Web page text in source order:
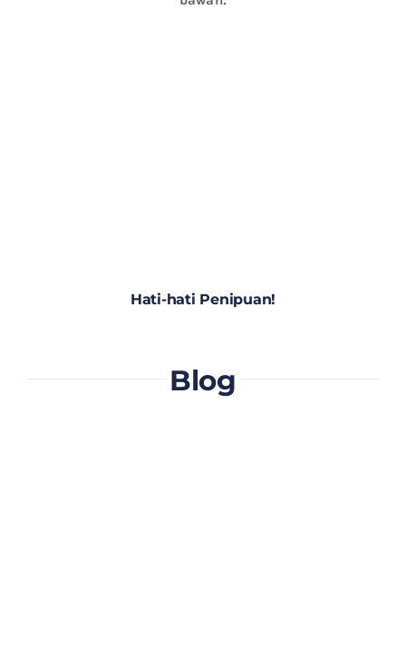
Hati-hati Penipuan!
Blog